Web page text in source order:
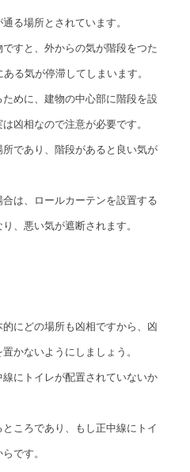
る場所とされています。
すと、外からの気が階段をつた
る気が停滞してしまいます。
めに、建物の中心部に階段を設
凶相なので注意が必要です。
であり、階段があると良い気が
は、ロールカーテンを設置する
、悪い気が遮断されます。
にどの場所も凶相ですから、凶
かないようにしましょう。
にトイレが配置されていないか
ころであり、もし正中線にトイ
です。